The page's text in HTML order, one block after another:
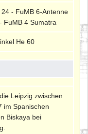
24 - FuMB 6-Antenne
FuMB 4 Sumatra
He 60
Leipzig zwischen
im Spanischen
Biskaya bei